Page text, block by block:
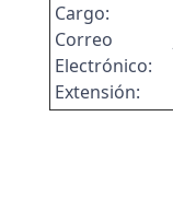
Cargo:
Correo
Electrónico:
Extensión: